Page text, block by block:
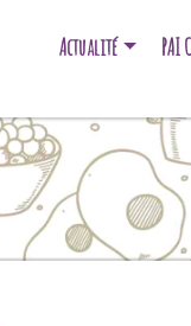
Actualité PAI